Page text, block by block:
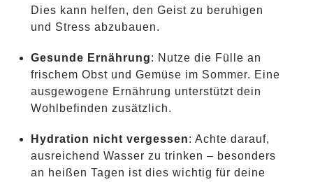
Dies kann helfen, den Geist zu beruhigen
und Stress abzubauen.
Gesunde Ernährung: Nutze die Fülle an
frischem Obst und Gemüse im Sommer. Eine
ausgewogene Ernährung unterstützt dein
Wohlbefinden zusätzlich.
Hydration nicht vergessen: Achte darauf,
ausreichend Wasser zu trinken – besonders
an heißen Tagen ist dies wichtig für deine